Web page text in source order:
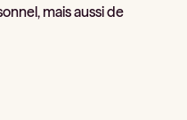
mais aussi de